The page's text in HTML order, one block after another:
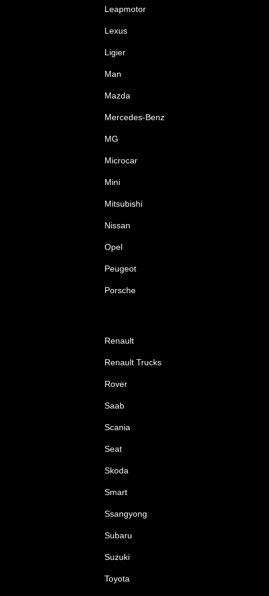
Leapmotor
Lexus
Ligier
Man
Mazda
Mercedes-Benz
MG
Microcar
Mini
Mitsubishi
Nissan
Opel
Peugeot
Porsche
Renault
Renault Trucks
Rover
Saab
Scania
Seat
Skoda
Smart
Ssangyong
Subaru
Suzuki
Toyota